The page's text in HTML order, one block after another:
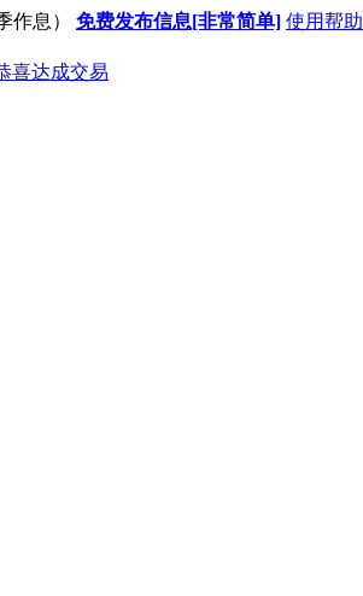
作息） 免费发布信息[非常简单] 使用帮助